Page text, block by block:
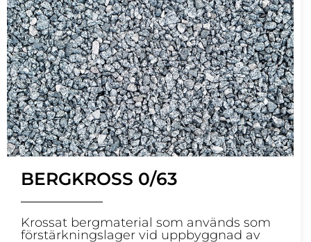
BERGKROSS 0/63
Krossat bergmaterial som används som
förstärkningslager vid uppbyggnad av